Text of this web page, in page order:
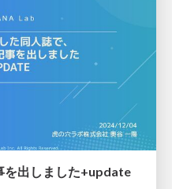
を出しました+update